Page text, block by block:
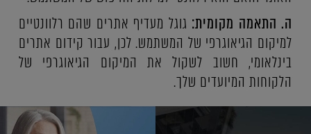
ה. התאמה מקומית: גוגל מעדיף אתרים שהם רלוונטיים
למיקום הגיאוגרפי של המשתמש. לכן, עבור קידום אתרים
בינלאומי, חשוב לשקול את המיקום הגיאוגרפי של
הלקוחות המיועדים שלך.